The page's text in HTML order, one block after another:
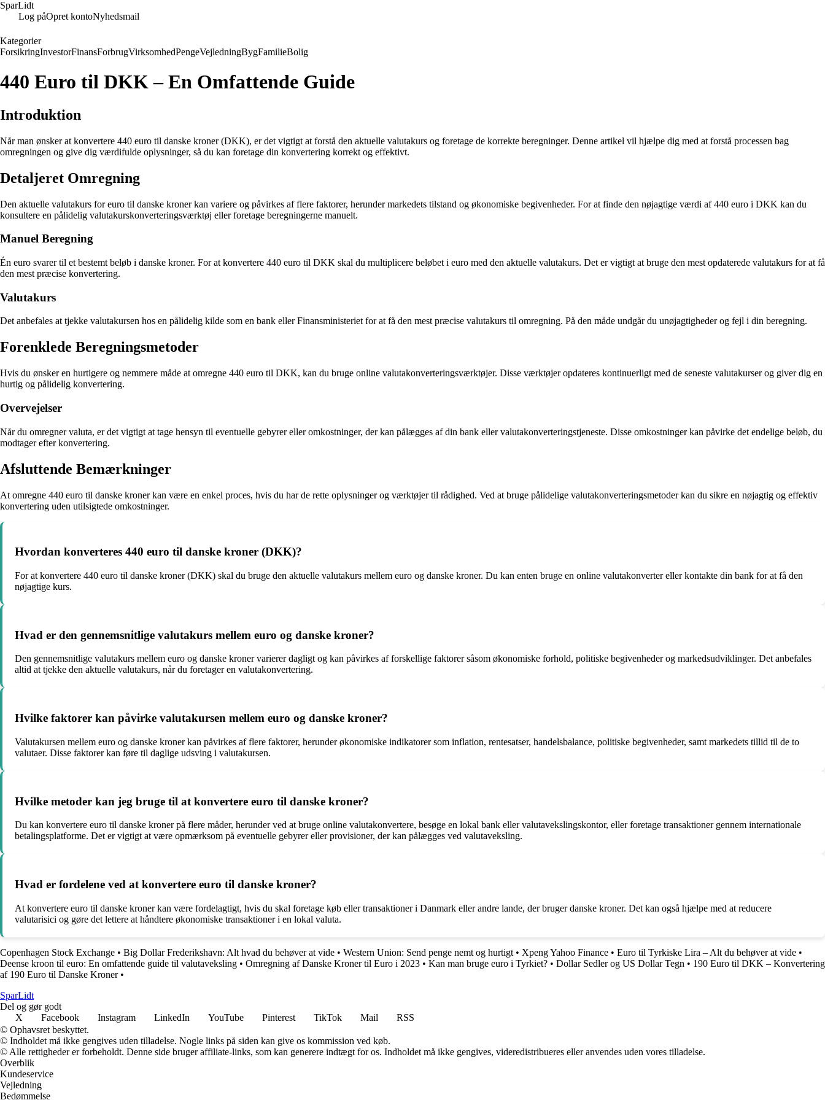
SparLidt
Log påOpret kontoNyhedsmail
Kategorier
ForsikringInvestorFinansForbrugVirksomhedPengeVejledningBygFamilieBolig
440 Euro til DKK – En Omfattende Guide
Introduktion
Når man ønsker at konvertere 440 euro til danske kroner (DKK), er det vigtigt at forstå den aktuelle valutakurs og foretage de korrekte beregninger. Denne artikel vil hjælpe dig med at forstå processen bag
omregningen og give dig værdifulde oplysninger, så du kan foretage din konvertering korrekt og effektivt.
Detaljeret Omregning
Den aktuelle valutakurs for euro til danske kroner kan variere og påvirkes af flere faktorer, herunder markedets tilstand og økonomiske begivenheder. For at finde den nøjagtige værdi af 440 euro i DKK kan du
konsultere en pålidelig valutakurskonverteringsværktøj eller foretage beregningerne manuelt.
Manuel Beregning
Én euro svarer til et bestemt beløb i danske kroner. For at konvertere 440 euro til DKK skal du multiplicere beløbet i euro med den aktuelle valutakurs. Det er vigtigt at bruge den mest opdaterede valutakurs for at få
den mest præcise konvertering.
Valutakurs
Det anbefales at tjekke valutakursen hos en pålidelig kilde som en bank eller Finansministeriet for at få den mest præcise valutakurs til omregning. På den måde undgår du unøjagtigheder og fejl i din beregning.
Forenklede Beregningsmetoder
Hvis du ønsker en hurtigere og nemmere måde at omregne 440 euro til DKK, kan du bruge online valutakonverteringsværktøjer. Disse værktøjer opdateres kontinuerligt med de seneste valutakurser og giver dig en
hurtig og pålidelig konvertering.
Overvejelser
Når du omregner valuta, er det vigtigt at tage hensyn til eventuelle gebyrer eller omkostninger, der kan pålægges af din bank eller valutakonverteringstjeneste. Disse omkostninger kan påvirke det endelige beløb, du
modtager efter konvertering.
Afsluttende Bemærkninger
At omregne 440 euro til danske kroner kan være en enkel proces, hvis du har de rette oplysninger og værktøjer til rådighed. Ved at bruge pålidelige valutakonverteringsmetoder kan du sikre en nøjagtig og effektiv
konvertering uden utilsigtede omkostninger.
Hvordan konverteres 440 euro til danske kroner (DKK)?
For at konvertere 440 euro til danske kroner (DKK) skal du bruge den aktuelle valutakurs mellem euro og danske kroner. Du kan enten bruge en online valutakonverter eller kontakte din bank for at få den
nøjagtige kurs.
Hvad er den gennemsnitlige valutakurs mellem euro og danske kroner?
Den gennemsnitlige valutakurs mellem euro og danske kroner varierer dagligt og kan påvirkes af forskellige faktorer såsom økonomiske forhold, politiske begivenheder og markedsudviklinger. Det anbefales
altid at tjekke den aktuelle valutakurs, når du foretager en valutakonvertering.
Hvilke faktorer kan påvirke valutakursen mellem euro og danske kroner?
Valutakursen mellem euro og danske kroner kan påvirkes af flere faktorer, herunder økonomiske indikatorer som inflation, rentesatser, handelsbalance, politiske begivenheder, samt markedets tillid til de to
valutaer. Disse faktorer kan føre til daglige udsving i valutakursen.
Hvilke metoder kan jeg bruge til at konvertere euro til danske kroner?
Du kan konvertere euro til danske kroner på flere måder, herunder ved at bruge online valutakonvertere, besøge en lokal bank eller valutavekslingskontor, eller foretage transaktioner gennem internationale
betalingsplatforme. Det er vigtigt at være opmærksom på eventuelle gebyrer eller provisioner, der kan pålægges ved valutaveksling.
Hvad er fordelene ved at konvertere euro til danske kroner?
At konvertere euro til danske kroner kan være fordelagtigt, hvis du skal foretage køb eller transaktioner i Danmark eller andre lande, der bruger danske kroner. Det kan også hjælpe med at reducere
valutarisici og gøre det lettere at håndtere økonomiske transaktioner i en lokal valuta.
Copenhagen Stock Exchange • Big Dollar Frederikshavn: Alt hvad du behøver at vide • Western Union: Send penge nemt og hurtigt • Xpeng Yahoo Finance • Euro til Tyrkiske Lira – Alt du behøver at vide •
Deense kroon til euro: En omfattende guide til valutaveksling • Omregning af Danske Kroner til Euro i 2023 • Kan man bruge euro i Tyrkiet? • Dollar Sedler og US Dollar Tegn • 190 Euro til DKK – Konvertering
af 190 Euro til Danske Kroner•
SparLidt
Del og gør godt
X
Facebook Instagram LinkedIn YouTube Pinterest TikTok Mail
RSS
© Ophavsret beskyttet.
© Indholdet må ikke gengives uden tilladelse. Nogle links på siden kan give os kommission ved køb.
© Alle rettigheder er forbeholdt. Denne side bruger affiliate-links, som kan generere indtægt for os. Indholdet må ikke gengives, videredistribueres eller anvendes uden vores tilladelse.
Overblik
Kundeservice
Vejledning
Bedømmelse